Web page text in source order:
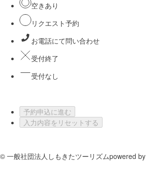
空きあり
リクエスト予約
お電話にて問い合わせ
受付終了
受付なし
予約申込に進む
入力内容をリセットする
© 一般社団法人しもきたツーリズムpowered by